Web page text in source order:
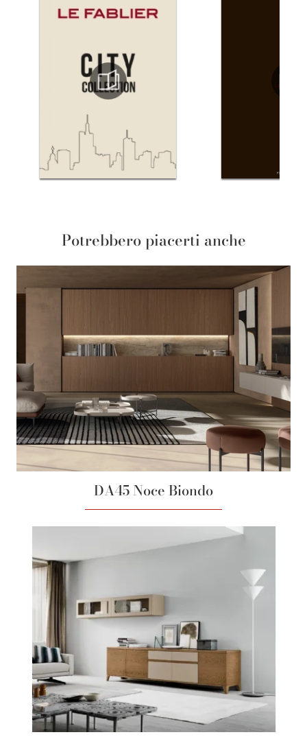
Potrebbero piacerti anche
DA45 Noce Biondo